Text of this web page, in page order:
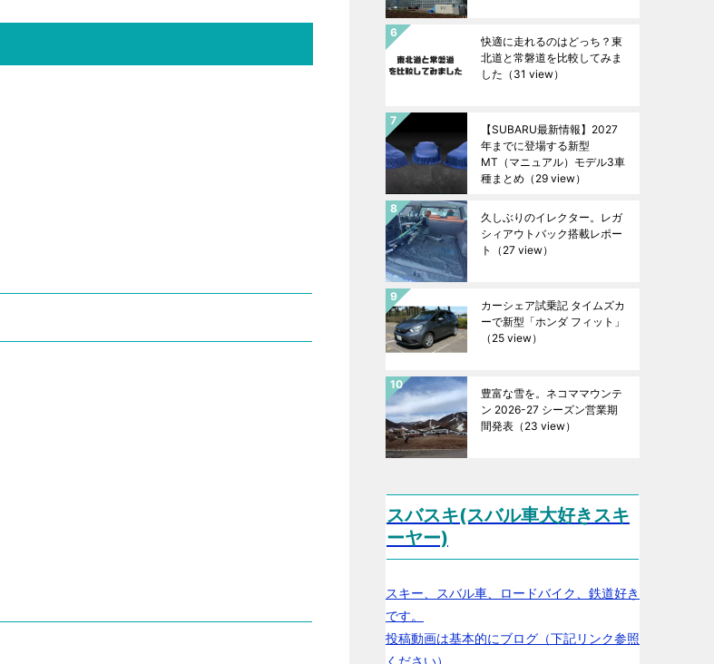
快適に走れるのはどっち？東
北道と常磐道を比較してみま
した （31 view）
【SUBARU最新情報】2027
年までに登場する新型
MT（マニュアル）モデル3車
種まとめ （29 view）
久しぶりのイレクター。レガ
シィアウトバック搭載レポー
ト
（27 view）
カーシェア試乗記 タイムズカ
ーで新型「ホンダ フィット」
（25 view）
豊富な雪を。ネコママウンテ
ン 2026-27 シーズン営業期
間発表 （23 view）
スバスキ(スバル車大好きスキ
ーヤー)
スキー、スバル車、ロードバイク、鉄道好き
です。
投稿動画は基本的にブログ（下記リンク参照
ください）